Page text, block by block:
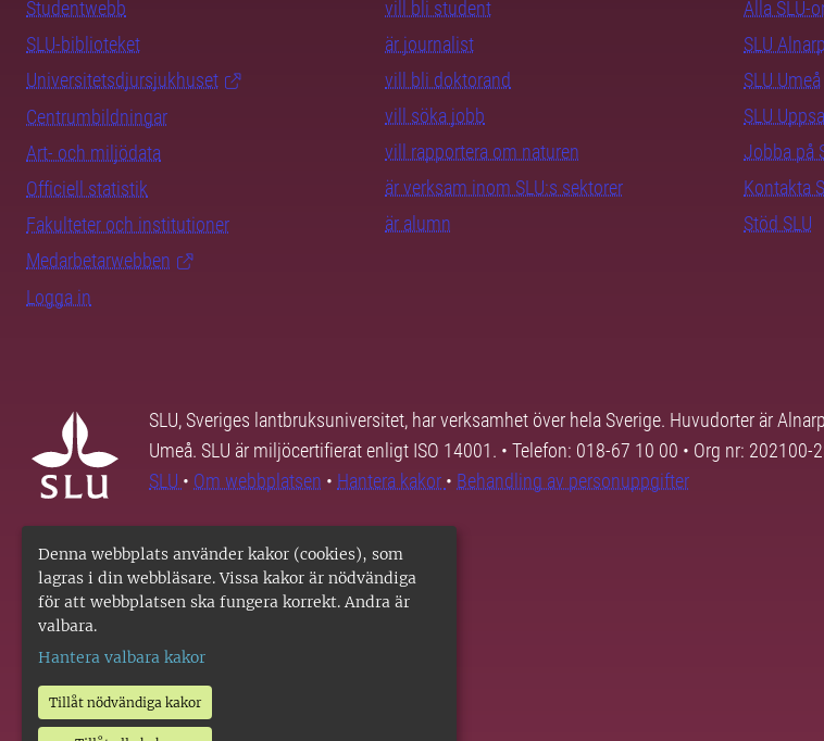
Denna webbplats använder kakor (cookies), som
lagras i din webbläsare. Vissa kakor är nödvändiga
för att webbplatsen ska fungera korrekt. Andra är
valbara.
Hantera valbara kakor
Tillåt nödvändiga kakor
Studentwebb
SLU-biblioteket
Universitetsdjursjukhuset
Centrumbildningar
Art- och miljödata
Officiell statistik
Fakulteter och institutioner
Medarbetarwebben
Logga in
vill bli student
är journalist
vill bli doktorand
vill söka jobb
vill rapportera om naturen
är verksam inom SLU:s sektorer
är alumn
Alla SLU-
SLU Alnarp
SLU Umeå
SLU
Jobba på
Kontakta
Stöd SLU
SLU, Sveriges lantbruksuniversitet, har verksamhet över hela Sverige. Huvudorter är
Umeå. SLU är miljöcertifierat enligt ISO 14001. • Telefon: 018-67 10 00 • Org nr: 202100-
SLU • Om webbplatsen • Hantera kakor • Behandling av personuppgifter